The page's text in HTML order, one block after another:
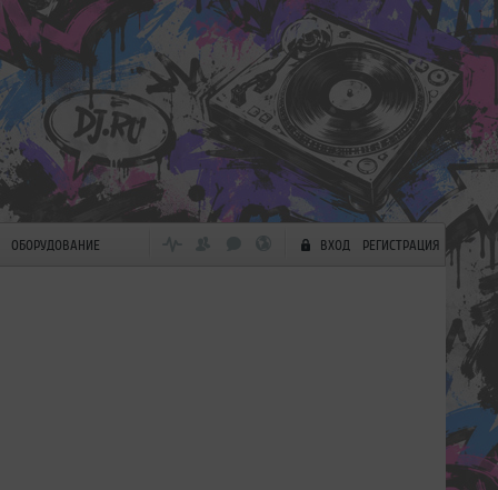
ОБОРУДОВАНИЕ ВХОД РЕГИСТРАЦИЯ